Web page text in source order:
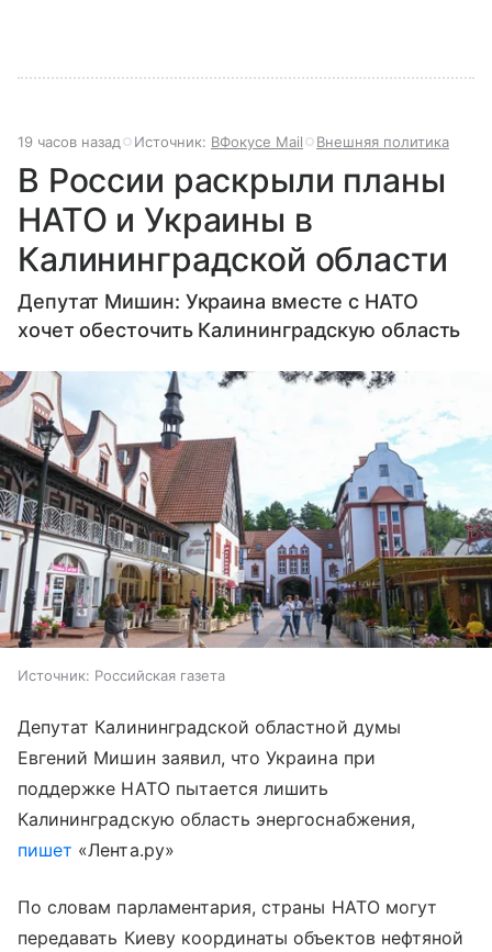
19 часов назад Источник: ВФокусе Mail Внешняя политика
В России раскрыли планы
НАТО и Украины в
Калининградской области
Депутат Мишин: Украина вместе с НАТО
хочет обесточить Калининградскую область
Источник: Российская газета
Депутат Калининградской областной думы
Евгений Мишин заявил, что Украина при
поддержке НАТО пытается лишить
Калининградскую область энергоснабжения,
пишет «Лента.ру»
По словам парламентария, страны НАТО могут
передавать Киеву координаты объектов нефтяной